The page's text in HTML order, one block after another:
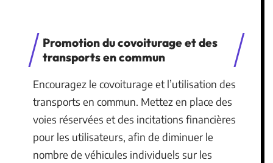
Promotion du covoiturage et des
transports en commun
Encouragez le covoiturage et l’utilisation des
transports en commun. Mettez en place des
voies réservées et des incitations financières
pour les utilisateurs, afin de diminuer le
nombre de véhicules individuels sur les